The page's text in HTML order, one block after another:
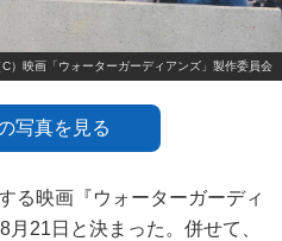
）映画「ウォーターガーディアンズ」製作委員会
写真を見る
映画『ウォーターガーディ
21日と決まった。併せて、